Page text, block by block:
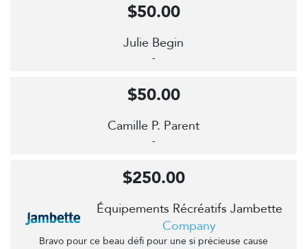
Julie Begin
-
$50.00
Camille P. Parent
-
$50.00
Équipements Récréatifs Jambette
Company
Bravo pour ce beau défi pour une si précieuse cause
$250.00